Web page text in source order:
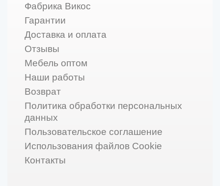
Фабрика Викос
Гарантии
Доставка и оплата
Отзывы
Мебель оптом
Наши работы
Возврат
Политика обработки персональных
данных
Пользовательское соглашение
Использования файлов Cookie
Контакты